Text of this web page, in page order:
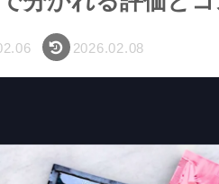
2026.02.08